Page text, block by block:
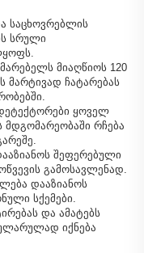
საცხოვრებლის
სრული
მიაღწიოს 120
მარტივად ჩატარებას
ყოველ
მდგომარეობაში რჩება
შეფერებული
გამოსავლენად.
დააზიანოს
სქემები.
და ამატებს
იქნება